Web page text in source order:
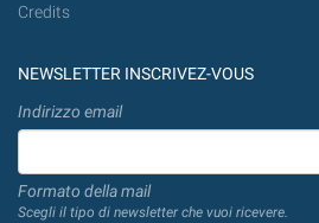
Credits
NEWSLETTER INSCRIVEZ-VOUS
Indirizzo email
Formato della mail
Scegli il tipo di newsletter che vuoi ricevere.